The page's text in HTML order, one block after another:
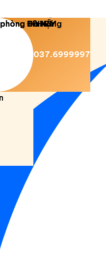
Luật Dương Gia